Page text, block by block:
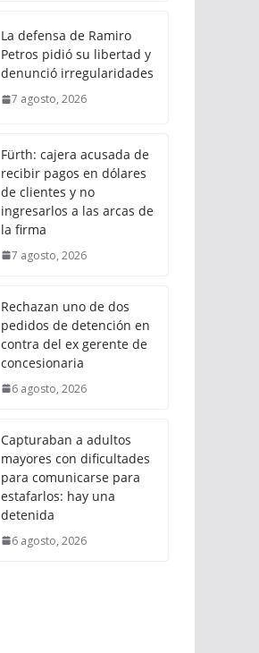
La defensa de Ramiro
Petros pidió su libertad y
denunció irregularidades
7 agosto, 2026
Fürth: cajera acusada de
recibir pagos en dólares
de clientes y no
ingresarlos a las arcas de
la firma
7 agosto, 2026
Rechazan uno de dos
pedidos de detención en
contra del ex gerente de
concesionaria
6 agosto, 2026
Capturaban a adultos
mayores con dificultades
para comunicarse para
estafarlos: hay una
detenida
6 agosto, 2026